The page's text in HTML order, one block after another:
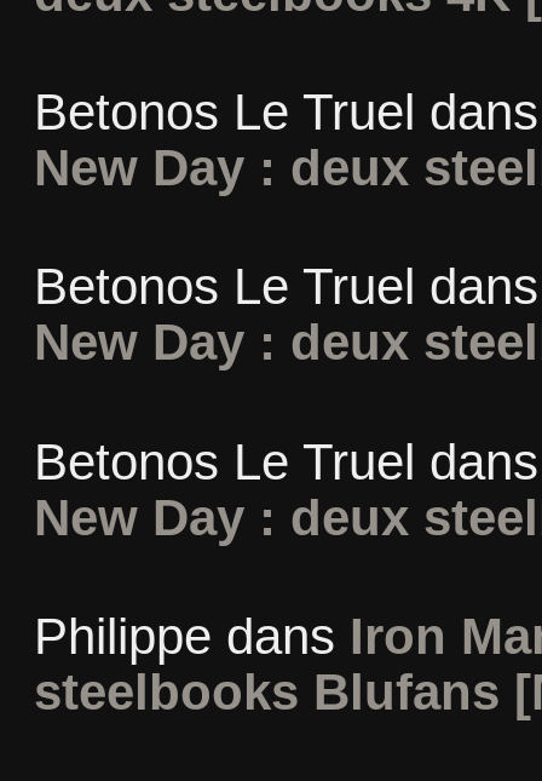
Betonos Le Truel
New Day : deux
Betonos Le Truel
New Day : deux
Betonos Le Truel
New Day : deux
Philippe dans Iron
steelbooks Blufans